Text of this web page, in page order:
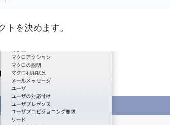
トを決めます。